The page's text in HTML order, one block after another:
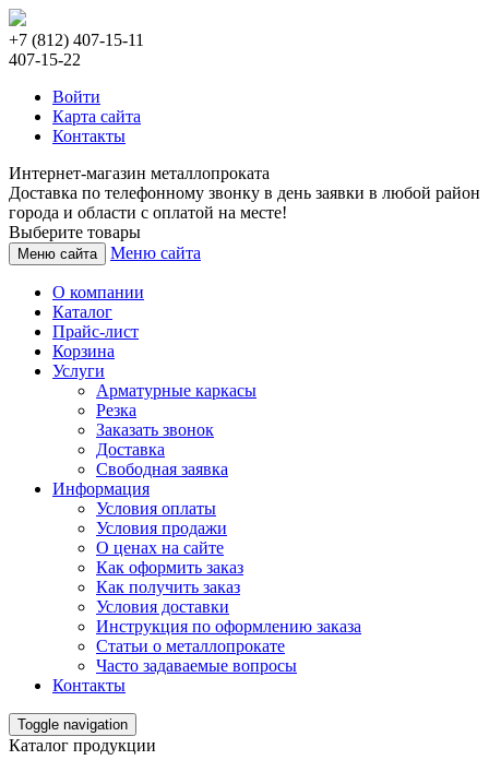
+7 (812) 407-15-11
407-15-22
Войти
Карта сайта
Контакты
Интернет-магазин металлопроката
Доставка по телефонному звонку в день заявки в любой район
города и области с оплатой на месте!
Выберите товары
Меню сайта Меню сайта
О компании
Каталог
Прайс-лист
Корзина
Услуги
Арматурные каркасы
Резка
Заказать звонок
Доставка
Свободная заявка
Информация
Условия оплаты
Условия продажи
О ценах на сайте
Как оформить заказ
Как получить заказ
Условия доставки
Инструкция по оформлению заказа
Статьи о металлопрокате
Часто задаваемые вопросы
Контакты
Toggle navigation
Каталог продукции